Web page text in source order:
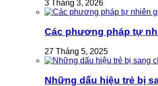
3 Tháng 3, 2026
Các phương pháp tự
27 Tháng 5, 2025
Những dấu hiệu trẻ bị